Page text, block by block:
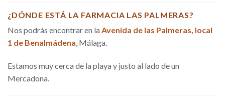
¿DÓNDE ESTÁ LA FARMACIA LAS PALMERAS?
Nos podrás encontrar en la Avenida de las Palmeras, local
1 de Benalmádena, Málaga.
Estamos muy cerca de la playa y justo al lado de un
Mercadona.